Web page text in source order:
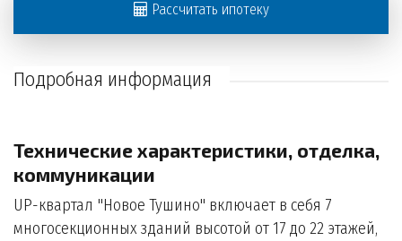
Рассчитать ипотеку
Подробная информация
Технические характеристики, отделка,
коммуникации
UP-квартал "Новое Тушино" включает в себя 7
многосекционных зданий высотой от 17 до 22 этажей,